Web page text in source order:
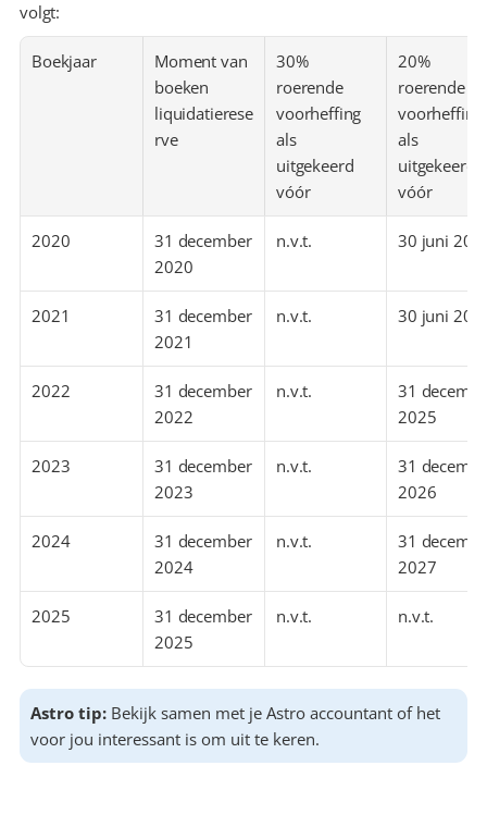
volgt:
Boekjaar
Moment van
boeken
liquidatierese
rve
30%
roerende
voorheffing
als
uitgekeerd
vóór
20%
roerende
voorheffing
als
uitgekeerd
vóór
2020
31 december
2020
n.v.t. 30 juni
2021
31 december
2021
n.v.t. 30 juni
2022
31 december
2022
n.v.t.
31
2025
2023
31 december
2023
n.v.t.
31
2026
2024
31 december
2024
n.v.t.
31
2027
2025
31 december
2025
n.v.t. n.v.t.
Astro tip: Bekijk samen met je Astro accountant of het
voor jou interessant is om uit te keren.